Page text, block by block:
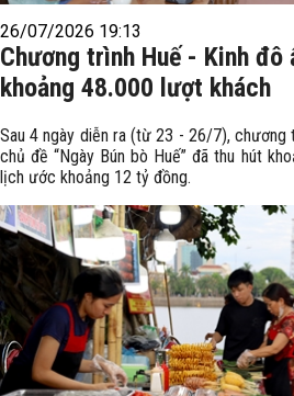
26/07/2026 19:13
Chương trình Huế - Kinh
khoảng 48.000 lượt khách
Sau 4 ngày diễn ra (từ 23 - 26/7),
chủ đề “Ngày Bún bò Huế” đã thu hút
lịch ước khoảng 12 tỷ đồng.